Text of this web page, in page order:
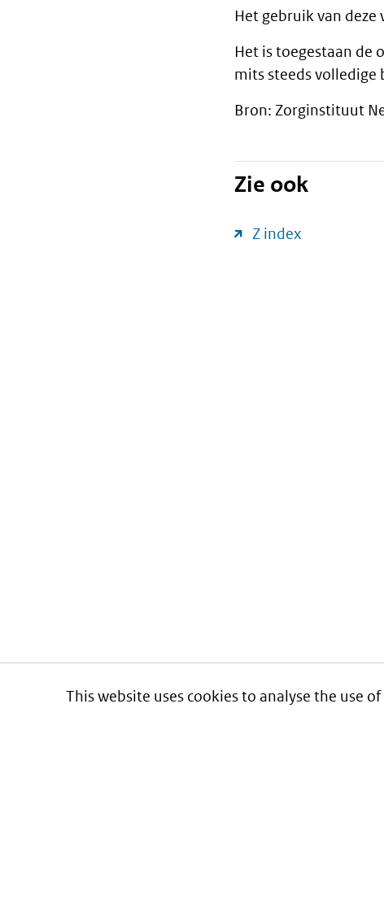
This website uses cookies to analyse the use
Het gebruik van
Het is toegestaan de
mits steeds
Bron: Zorginstituut
Zie ook
Z index